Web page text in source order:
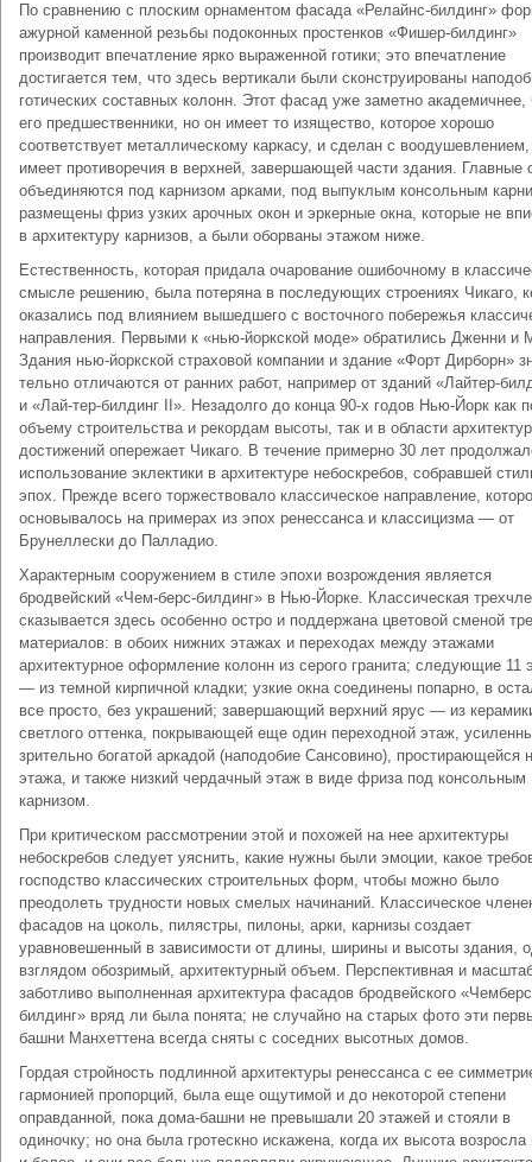
По сравнению с плоским орнаментом фасада «Релайнс-билдинг»
ажурной камен­ной резьбы подоконных простенков «Фи­шер-билдинг»
производит впечатление ярко выраженной готики; это впечатление
достигается тем, что здесь вертикали были сконструированы
готических составных колонн. Этот фасад уже заметно академичнее,
его предшественники, но он имеет то изящество, которое хорошо
соответствует металлическому каркасу, и сделан с
имеет противоречия в верхней, завершающей части здания. Главные
объединяются под карнизом арками, под выпуклым кон­сольным
размещены фриз узких арочных окон и эркерные окна, которые не
в архитектуру карнизов, а были оборваны этажом ниже.
Естественность, которая придала очаро­вание ошибочному в
смысле решению, была потеряна в последующих строениях Чикаго,
оказались под влиянием вышедшего с восточного побе­режья
направления. Первыми к «нью-йоркской моде» обратились Дженни и
Здания нью-йоркской страховой компании и здание «Форт Дирборн»
тельно отличаются от ранних работ, напри­мер от зданий «Лайтер-
и «Лай-тер-билдинг II». Незадолго до конца 90-х годов Нью-Йорк как
объему строитель­ства и рекордам высоты, так и в области
достижений опережает Чикаго. В течение примерно 30 лет
использование эклектики в архитектуре небоскребов, собравшей
эпох. Прежде всего торжествовало классическое направление,
основывалось на примерах из эпох ренессанса и классициз­ма — от
Брунеллески до Палладио.
Характерным сооружением в стиле эпохи возрождения является
бродвейский «Чем-берс-билдинг» в Нью-Йорке. Классическая
сказывается здесь особенно остро и поддержана цветовой сменой
материалов: в обоих нижних этажах и пере­ходах между этажами
архитектурное оформление колонн из серого гранита; следую­щие 11
— из темной кирпичной кладки; узкие окна соединены попарно, в
все просто, без украшений; завершающий верхний ярус — из
светлого оттенка, покрывающей еще один переходной этаж,
зрительно богатой аркадой (наподобие Сансовино), простирающейся
этажа, и также низкий чердачный этаж в виде фриза под консольным
карнизом.
При критическом рассмотрении этой и похожей на нее архитектуры
небоскребов следует уяснить, какие нужны были эмоции, какое
господство классических строительных форм, чтобы можно было
преодолеть трудности новых смелых начи­наний. Классическое
фасадов на цоколь, пилястры, пилоны, арки, карнизы создает
уравновешенный в зависимости от длины, ширины и высоты здания,
взглядом обозримый, архитектурный объем. Перспективная и
забот­ливо выполненная архитектура фасадов бродвейского
билдинг» вряд ли была понята; не случайно на старых фото эти
башни Манхеттена всегда сняты с соседних высотных домов.
Гордая стройность подлинной архитек­туры ренессанса с ее
гармо­нией пропорций, была еще ощутимой и до некоторой степени
оправданной, пока дома-башни не превышали 20 этажей и стояли в
одиночку; но она была гротескно искажена, когда их высота возросла